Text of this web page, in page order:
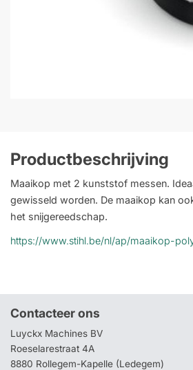
Productbeschrijving
Maaikop met 2 kunststof messen.
gewisseld worden. De maaikop kan
het snijgereedschap.
https://www.stihl.be/nl/ap/maaikop-
Contacteer ons
Luyckx Machines BV
Roeselarestraat 4A
8880 Rollegem-Kapelle (Ledegem)